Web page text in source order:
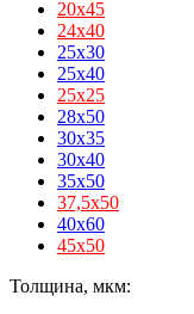
20х45
24х40
25x30
25x40
25х25
28x50
30x35
30x40
35x50
37,5х50
40x60
45х50
Толщина, мкм: